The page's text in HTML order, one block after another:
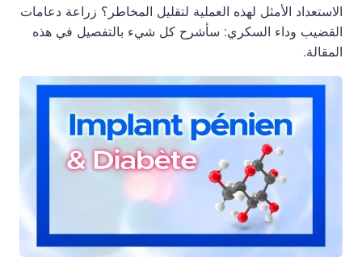
الاستعداد الأمثل لهذه العملية لتقليل المخاطر؟ زراعة دعامات
القضيب وداء السكري: سأشرح كل شيء بالتفصيل في هذه
المقالة.